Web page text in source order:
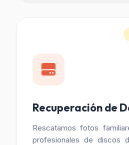
Recuperación de
Rescatamos fotos
profesionales de discos